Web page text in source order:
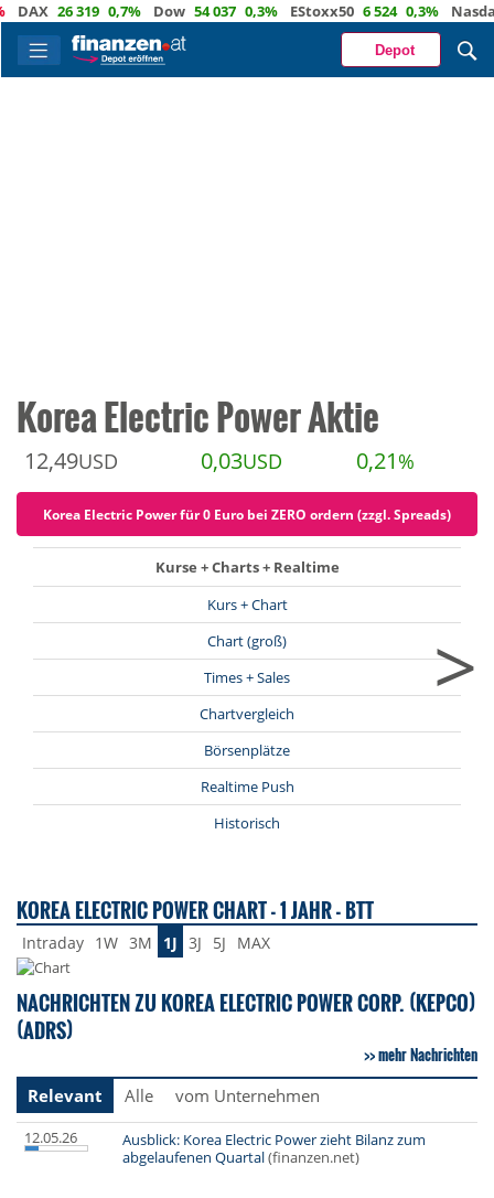
26 319 0,7% Dow 54 037 0,3% EStoxx50 6 524 0,3% Nasdaq 29
Depot
Korea Electric Power Aktie
12,49USD 0,03USD 0,21 %
Korea Electric Power für 0 Euro bei ZERO ordern (zzgl. Spreads)
Kurse + Charts + Realtime
Kurs + Chart
Chart (groß)
Times + Sales
Chartvergleich
Börsenplätze
Realtime Push
Historisch
>
KOREA ELECTRIC POWER CHART - 1 JAHR - BTT
Intraday 1W 3M 1J 3J 5J MAX
NACHRICHTEN ZU KOREA ELECTRIC POWER CORP. (KEPCO)
(ADRS)
mehr Nachrichten
Relevant
Alle vom Unternehmen
12.05.26
Ausblick: Korea Electric Power zieht Bilanz zum
abgelaufenen Quartal(finanzen.net)